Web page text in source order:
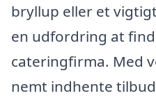
bryllup eller et
en udfordring at
cateringfirma. Med
nemt indhente